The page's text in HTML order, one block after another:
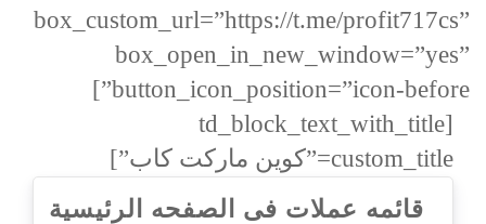
box_custom_url=”https://t.me/profit717cs”
box_open_in_new_window=”yes”
button_icon_position=”icon-before”]
[td_block_text_with_title
custom_title=”كوين ماركت كاب”]
قائمه عملات فى الصفحه الرئيسية